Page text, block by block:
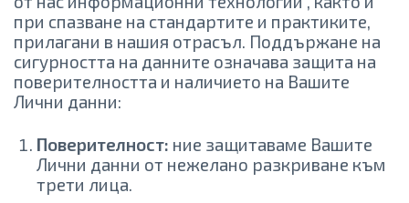
при спазване на стандартите и практиките,
прилагани в нашия отрасъл. Поддържане на
сигурността на данните означава защита на
поверителността и наличието на Вашите
Лични данни:
Поверителност: ние защитаваме Вашите
Лични данни от нежелано разкриване към
трети лица.